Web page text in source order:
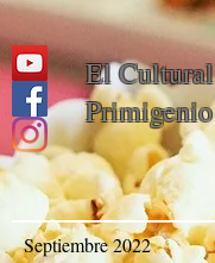
El Cultural
Primigenio
Septiembre 2022